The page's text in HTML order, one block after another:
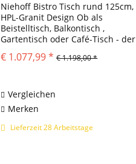
Niehoff Bistro Tisch rund 125cm,
HPL-Granit Design Ob als
Beistelltisch, Balkontisch ,
Gartentisch oder Café-Tisch - der
Niehoff Bistro Tisch rund 125cm,
HPL ist allzeit eine gute Wahl. Der
€ 1.077,99 * € 1.198,00 *
Vergleichen
Merken
Lieferzeit 28 Arbeitstage